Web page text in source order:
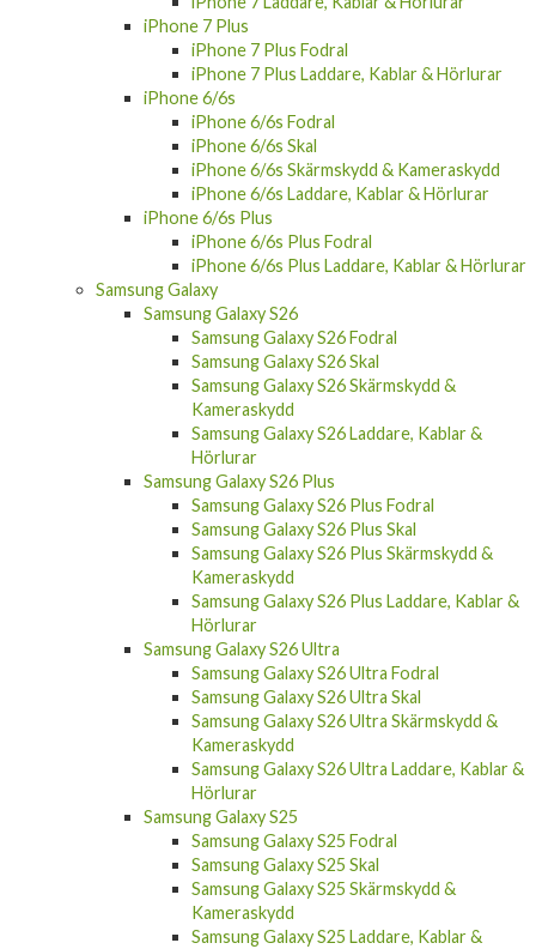
iPhone 7 Plus
iPhone 7 Plus Fodral
iPhone 7 Plus Laddare, Kablar & Hörlurar
iPhone 6/6s
iPhone 6/6s Fodral
iPhone 6/6s Skal
iPhone 6/6s Skärmskydd & Kameraskydd
iPhone 6/6s Laddare, Kablar & Hörlurar
iPhone 6/6s Plus
iPhone 6/6s Plus Fodral
iPhone 6/6s Plus Laddare, Kablar & Hörlurar
Samsung Galaxy
Samsung Galaxy S26
Samsung Galaxy S26 Fodral
Samsung Galaxy S26 Skal
Samsung Galaxy S26 Skärmskydd &
Kameraskydd
Samsung Galaxy S26 Laddare, Kablar &
Hörlurar
Samsung Galaxy S26 Plus
Samsung Galaxy S26 Plus Fodral
Samsung Galaxy S26 Plus Skal
Samsung Galaxy S26 Plus Skärmskydd &
Kameraskydd
Samsung Galaxy S26 Plus Laddare, Kablar &
Hörlurar
Samsung Galaxy S26 Ultra
Samsung Galaxy S26 Ultra Fodral
Samsung Galaxy S26 Ultra Skal
Samsung Galaxy S26 Ultra Skärmskydd &
Kameraskydd
Samsung Galaxy S26 Ultra Laddare, Kablar &
Hörlurar
Samsung Galaxy S25
Samsung Galaxy S25 Fodral
Samsung Galaxy S25 Skal
Samsung Galaxy S25 Skärmskydd &
Kameraskydd
Samsung Galaxy S25 Laddare, Kablar &